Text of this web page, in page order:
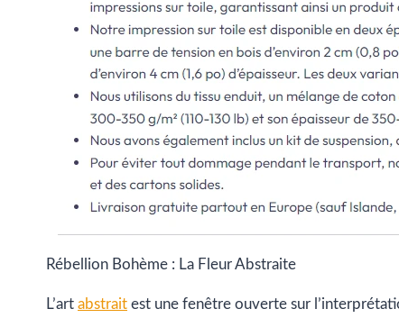
Rébellion Bohème : La Fleur Abstraite
L’art abstrait est une fenêtre ouverte sur